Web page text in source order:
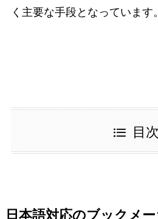
く主要な手段となっています。
目次
日本語対応のブックメ